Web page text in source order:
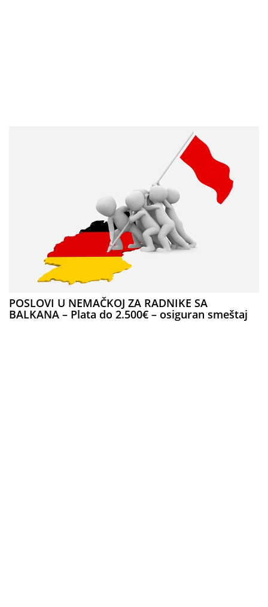
POSLOVI U NEMAČKOJ ZA RADNIKE SA
BALKANA – Plata do 2.500€ – osiguran smeštaj